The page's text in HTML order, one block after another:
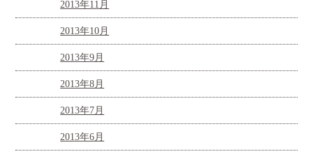
2013年11月
2013年10月
2013年9月
2013年8月
2013年7月
2013年6月